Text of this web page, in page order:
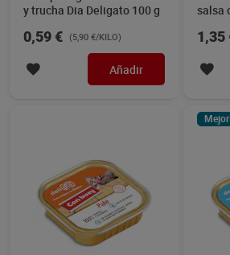
y trucha Dia Deligato 100 g
0,59 € (5,90 €/KILO)
Añadir
salsa
1,35